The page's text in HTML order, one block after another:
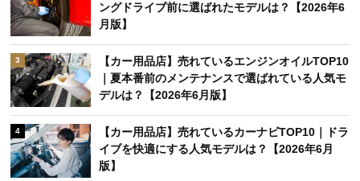
ングドライブ前に選ばれたモデルは？【2026年6
月版】
3
【カー用品店】売れているエンジンオイルTOP10
｜夏本番前のメンテナンスで選ばれている人気モ
デルは？【2026年6月版】
4
【カー用品店】売れているカーナビTOP10｜ドラ
イブを快適にする人気モデルは？【2026年6月
版】